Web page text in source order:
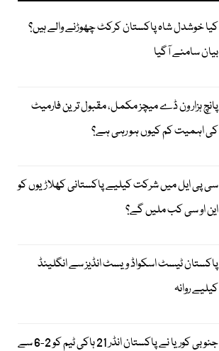
کیا خوشدل شاہ پاکستان کرکٹ چھوڑنے والے ہیں؟
بیان سامنے آگیا
پانچ ہزار ون ڈے میچز مکمل، مقبول ترین فارمیٹ
کی اہمیت کم کیوں ہو رہی ہے؟
سی پی ایل میں شرکت کیلیے پاکستانی کھلاڑیوں کو
این او سی کب ملیں گے؟
پاکستان ٹیسٹ اسکواڈ ویسٹ انڈیز سے انگلینڈ
کیلیے روانہ
جنوبی کوریا نے پاکستان انڈر 21 ہاکی ٹیم کو 2-6 سے